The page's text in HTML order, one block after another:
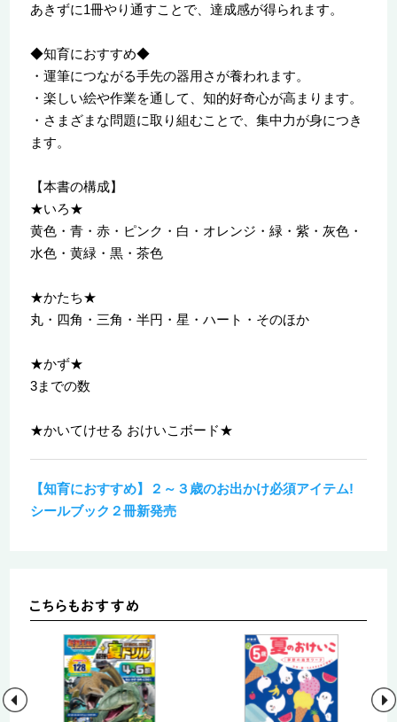
あきずに1冊やり通すことで、達成感が得られます。
◆知育におすすめ◆
・運筆につながる手先の器用さが養われます。
・楽しい絵や作業を通して、知的好奇心が高まります。
・さまざまな問題に取り組むことで、集中力が身につき
ます。
【本書の構成】
★いろ★
黄色・青・赤・ピンク・白・オレンジ・緑・紫・灰色・
水色・黄緑・黒・茶色
★かたち★
丸・四角・三角・半円・星・ハート・そのほか
★かず★
3までの数
★かいてけせる おけいこボード★
【知育におすすめ】２～３歳のお出かけ必須アイテム!
シールブック２冊新発売